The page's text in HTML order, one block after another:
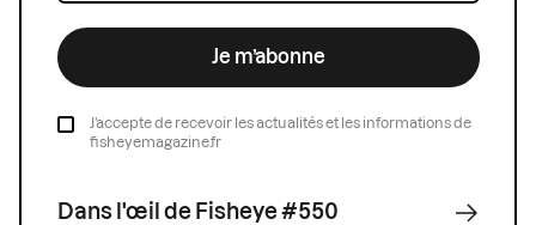
Je m’abonne
J’accepte de recevoir les actualités et les informations de
fisheyemagazine.fr
Dans l'œil de Fisheye #550